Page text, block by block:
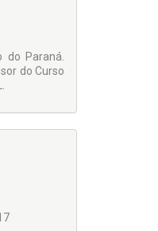
do Paraná.
do Curso